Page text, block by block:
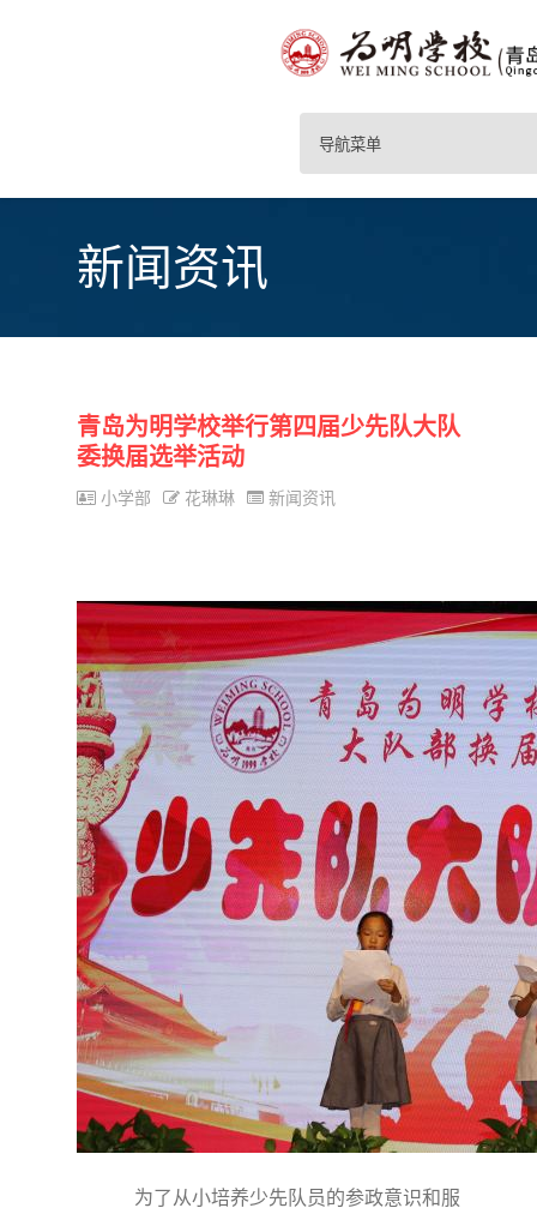
导航菜单
新闻资讯
青岛为明学校举行第四届少先队大队
委换届选举活动
小学部 花琳琳 新闻资讯
为了从小培养少先队员的参政意识和服